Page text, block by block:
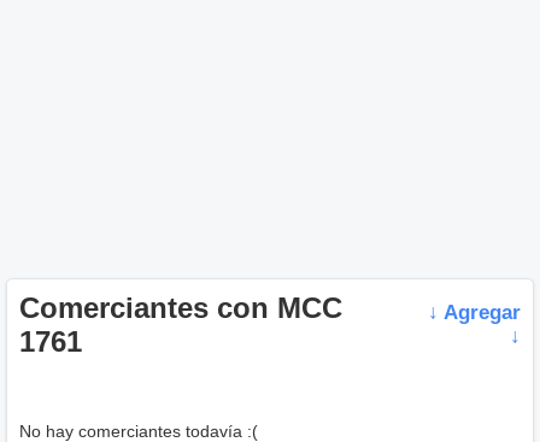
Comerciantes con MCC
1761
↓ Agregar
↓
No hay comerciantes todavía :(